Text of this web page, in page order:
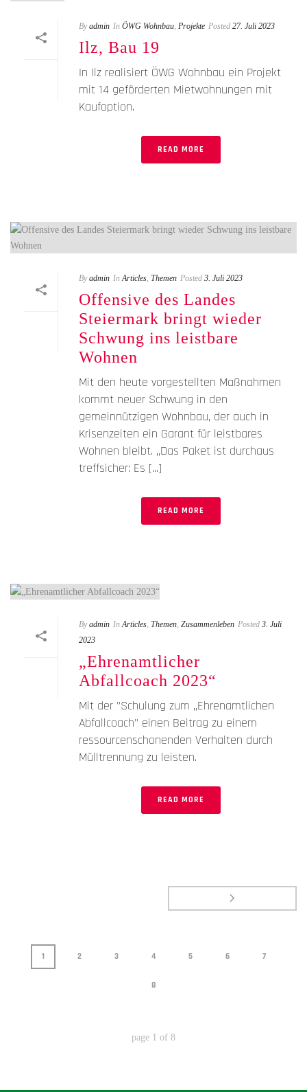
By admin In ÖWG Wohnbau Projekte Posted 27. Juli 2023
Ilz, Bau 19
In Ilz realisiert ÖWG Wohnbau ein Projekt
mit 14 geförderten Mietwohnungen mit
Kaufoption.
READ MORE
By admin In Articles Themen Posted 3. Juli 2023
Offensive des Landes
Steiermark bringt wieder
Schwung ins leistbare
Wohnen
Mit den heute vorgestellten Maßnahmen
kommt neuer Schwung in den
gemeinnützigen Wohnbau, der auch in
Krisenzeiten ein Garant für leistbares
Wohnen bleibt. „Das Paket ist durchaus
treffsicher: Es [...]
READ MORE
By admin In Articles, Themen, Zusammenleben Posted 3. Juli
2023
„Ehrenamtlicher
Abfallcoach 2023“
Mit der "Schulung zum „Ehrenamtlichen
Abfallcoach" einen Beitrag zu einem
ressourcenschonenden Verhalten durch
Mülltrennung zu leisten.
READ MORE
1 2 3 4 5 6 7
8
page 1 of 8